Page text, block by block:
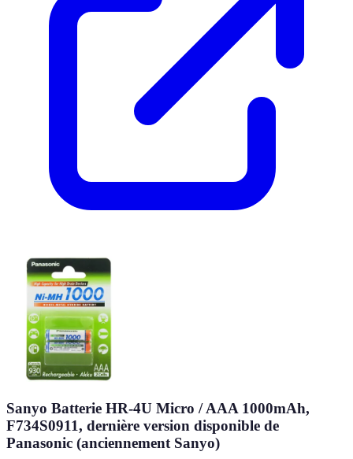
Sanyo Batterie HR-4U Micro / AAA 1000mAh,
F734S0911, dernière version disponible de
Panasonic (anciennement Sanyo)